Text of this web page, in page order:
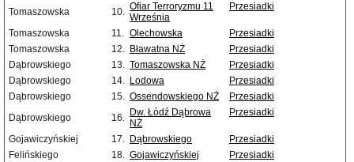
Tomaszowska 10. Ofiar Terroryzmu 11
Września
Przesiadki
Tomaszowska 11. Olechowska
Przesiadki
Tomaszowska
12. Bławatna NŻ
Przesiadki
Dąbrowskiego
13. Tomaszowska NŻ
Przesiadki
Dąbrowskiego
14. Lodowa
Przesiadki
Dąbrowskiego
15. Ossendowskiego NŻ
Przesiadki
Dąbrowskiego
16. Dw. Łódź Dąbrowa
NŻ
Przesiadki
Gojawiczyńskiej 17. Dąbrowskiego
Przesiadki
Felińskiego
18. Gojawiczyńskiej
Przesiadki